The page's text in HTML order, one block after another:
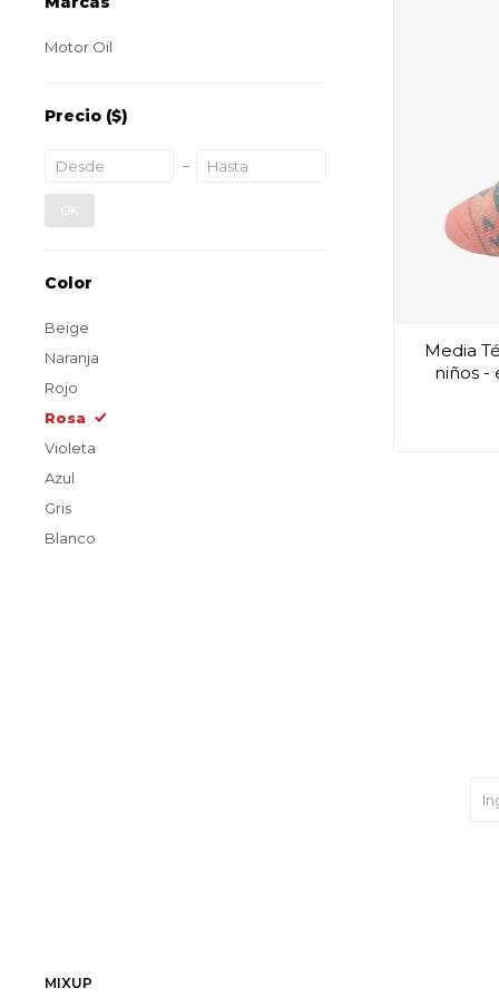
Media
niños -
Motor Oil
Precio ($)
OK
Color
Beige
Naranja
Rojo
Rosa
Violeta
Azul
Gris
Blanco
MIXUP